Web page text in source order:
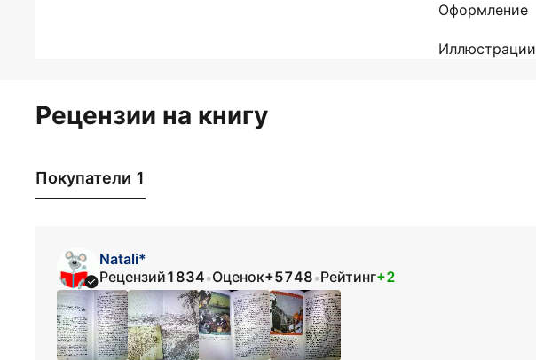
Оформление
Иллюстрации
Рецензии на книгу
Покупатели 1
Natali*
Рецензий1834•Оценок+5748•Рейтинг+2